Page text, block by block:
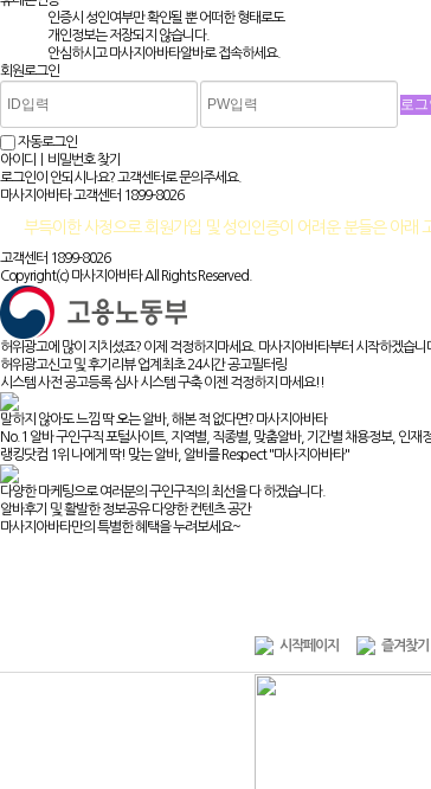
인증시 성인여부만 확인될 뿐어떠한 형태로도
개인정보는 저장되지 않습니다.
안심하시고 마사지아바타알바로 접속하세요.
회원로그인
자동로그인
아이디ㅣ비밀번호 찾기
로그인이 안되시나요? 고객센터로 문의주세요.
마사지아바타 고객센터 1899-8026
부득이한 사정으로 회원가입 및 성인인증이 어려운 분들은 아래
고객센터 1899-8026
Copyright(c) 마사지아바타 All Rights Reserved.
허위광고에 많이 지치셨죠? 이제 걱정하지마세요. 마사지아바타부터 시작하겠습니
허위광고신고 및 후기리뷰 업계최초 24시간 공고필터링
시스템 사전 공고등록 심사 시스템 구축 이젠 걱정하지 마세요!!
말하지 않아도 느낌 딱 오는 알바, 해본 적 없다면? 마사지아바타
No.1 알바 구인구직 포털사이트, 지역별, 직종별, 맞춤알바, 기간별 채용정보, 인재
랭킹닷컴 1위 나에게 딱! 맞는 알바, 알바를 Respect "마사지아바타"
다양한 마케팅으로 여러분의 구인구직의 최선을 다 하겠습니다.
알바후기 및 활발한 정보공유 다양한 컨텐츠 공간
마사지아바타만의 특별한 혜택을 누려보세요~
시작페이지 즐겨찾기